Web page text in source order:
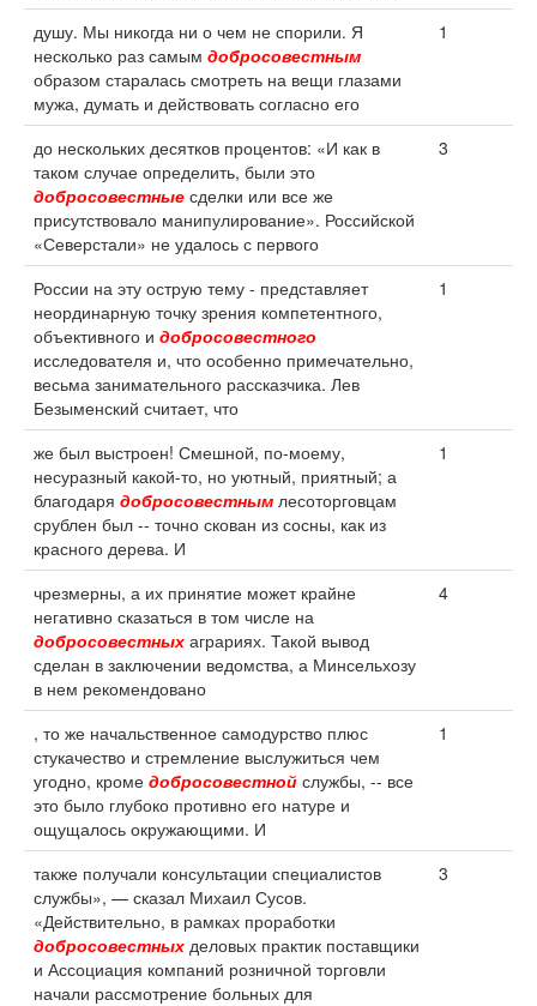
душу. Мы никогда ни о чем не спорили. Я
несколько раз самым добросовестным
образом старалась смотреть на вещи глазами
мужа, думать и действовать согласно его
1
до нескольких десятков процентов: «И как в
таком случае определить, были это
добросовестные сделки или все же
присутствовало манипулирование». Российской
«Северстали» не удалось с первого
3
России на эту острую тему - представляет
неординарную точку зрения компетентного,
объективного и добросовестного
исследователя и, что особенно примечательно,
весьма занимательного рассказчика. Лев
Безыменский считает, что
1
же был выстроен! Смешной, по-моему,
несуразный какой-то, но уютный, приятный; а
благодаря добросовестным лесоторговцам
срублен был -- точно скован из сосны, как из
красного дерева. И
1
чрезмерны, а их принятие может крайне
негативно сказаться в том числе на
добросовестных аграриях. Такой вывод
сделан в заключении ведомства, а Минсельхозу
в нем рекомендовано
4
, то же начальственное самодурство плюс
стукачество и стремление выслужиться чем
угодно, кроме добросовестной службы, -- все
это было глубоко противно его натуре и
ощущалось окружающими. И
1
также получали консультации специалистов
службы», — сказал Михаил Сусов.
«Действительно, в рамках проработки
добросовестных деловых практик поставщики
и Ассоциация компаний розничной торговли
начали рассмотрение больных для
3